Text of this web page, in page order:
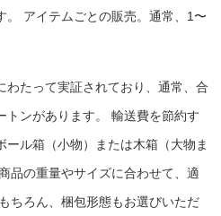
。 アイテムごとの販売。通常、1〜
わたって実証されており、通常、合
トンがあります。 輸送費を節約す
ール箱（小物）または木箱（大物ま
品の重量やサイズに合わせて、適
ちろん、梱包形態もお選びいただ